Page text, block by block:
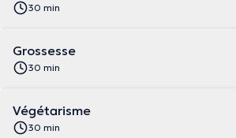
30 min
Grossesse
30 min
Végétarisme
30 min